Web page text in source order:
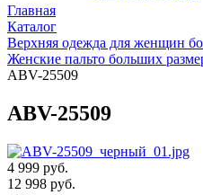
Главная
Каталог
Верхняя одежда для женщин
Женские пальто больших
ABV-25509
ABV-25509
4 999 руб.
12 998 руб.